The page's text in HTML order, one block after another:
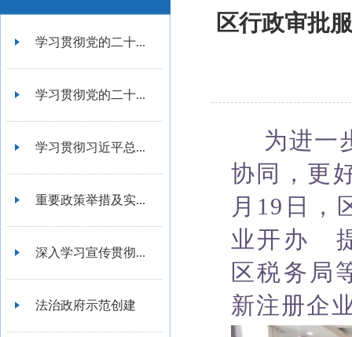
学习贯彻党的二十...
学习贯彻党的二十...
学习贯彻习近平总...
重要政策举措及实...
深入学习宣传贯彻...
法治政府示范创建
区行政审批
为进一
协同，更
月19日，
业开办
区税务局
新注册企